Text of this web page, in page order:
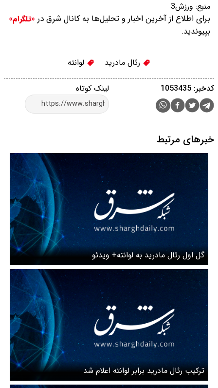
منبع: ورزش3
برای اطلاع از آخرین اخبار و تحلیل‌ها به کانال شرق در «تلگرام»
بپیوندید.
رئال مادرید لوانته
لینک کوتاه کدخبر: 1053435
خبرهای مرتبط
گل اول رئال مادرید به لوانته+ ویدئو
ترکیب رئال مادرید برابر لوانته اعلام شد